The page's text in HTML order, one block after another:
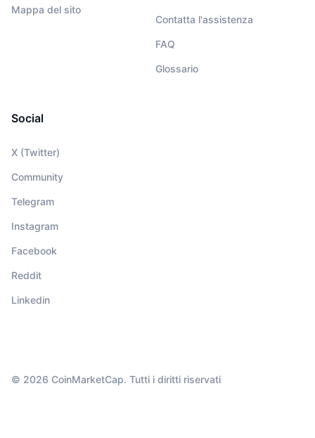
Mappa del sito
Contatta l'assistenza
FAQ
Glossario
Social
X (Twitter)
Community
Telegram
Instagram
Facebook
Reddit
Linkedin
© 2026 CoinMarketCap. Tutti i diritti riservati